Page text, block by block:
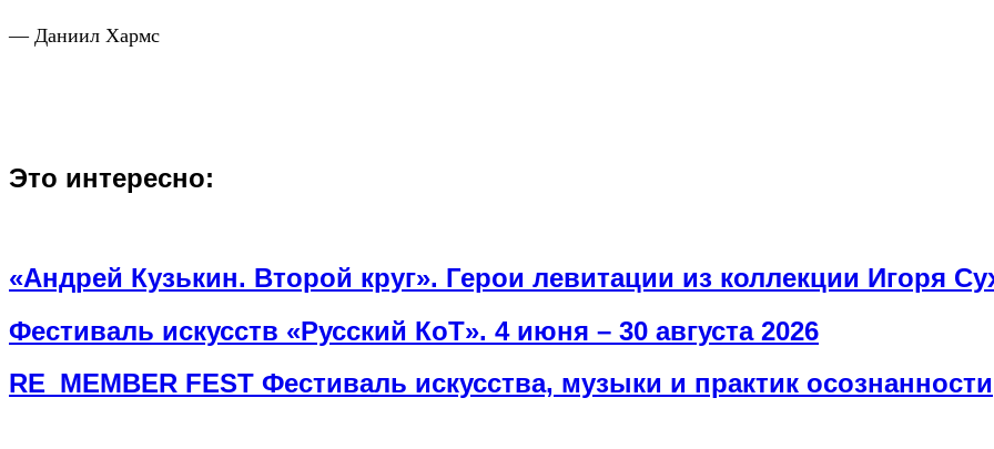
— Даниил Хармс
Это интересно:
«Андрей Кузькин. Второй круг». Герои левитации из коллекции Игоря
Фестиваль искусств «Русский КоТ». 4 июня – 30 августа 2026
RE_MEMBER FEST Фестиваль искусства, музыки и практик осознанности